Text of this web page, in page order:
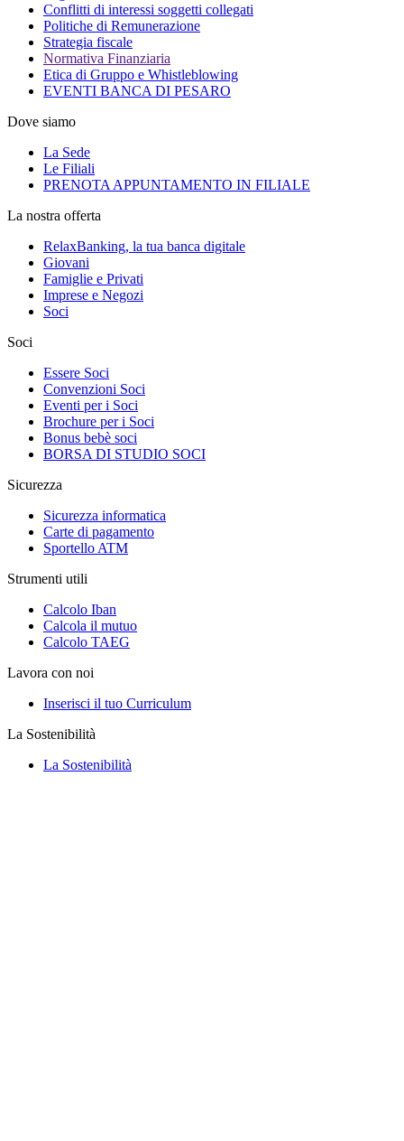
Conflitti di interessi soggetti collegati
Politiche di Remunerazione
Strategia fiscale
Normativa Finanziaria
Etica di Gruppo e Whistleblowing
EVENTI BANCA DI PESARO
Dove siamo
La Sede
Le Filiali
PRENOTA APPUNTAMENTO IN FILIALE
La nostra offerta
RelaxBanking, la tua banca digitale
Giovani
Famiglie e Privati
Imprese e Negozi
Soci
Soci
Essere Soci
Convenzioni Soci
Eventi per i Soci
Brochure per i Soci
Bonus bebè soci
BORSA DI STUDIO SOCI
Sicurezza
Sicurezza informatica
Carte di pagamento
Sportello ATM
Strumenti utili
Calcolo Iban
Calcola il mutuo
Calcolo TAEG
Lavora con noi
Inserisci il tuo Curriculum
La Sostenibilità
La Sostenibilità